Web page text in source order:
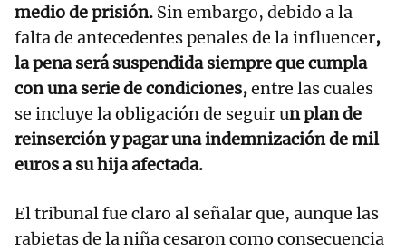
medio de prisión. Sin embargo, debido a la
falta de antecedentes penales de la influencer,
la pena será suspendida siempre que cumpla
con una serie de condiciones,entre las cuales
se incluye la obligación de seguir un plan de
reinserción y pagar una indemnización de mil
euros a su hija afectada.
El tribunal fue claro al señalar que, aunque las
rabietas de la niña cesaron como consecuencia